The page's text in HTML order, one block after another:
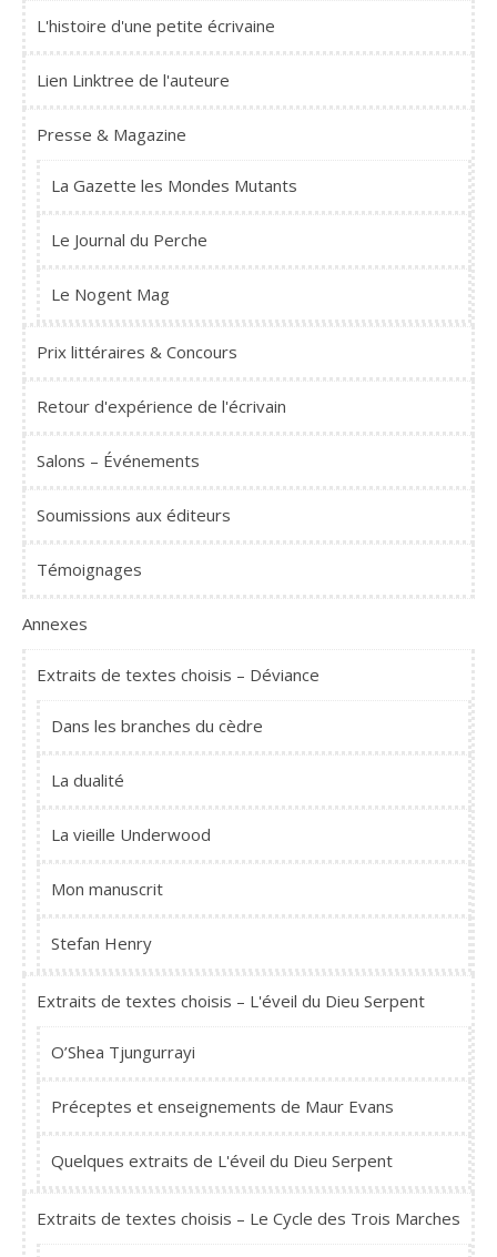
L'histoire d'une petite écrivaine
Lien Linktree de l'auteure
Presse & Magazine
La Gazette les Mondes Mutants
Le Journal du Perche
Le Nogent Mag
Prix littéraires & Concours
Retour d'expérience de l'écrivain
Salons – Événements
Soumissions aux éditeurs
Témoignages
Annexes
Extraits de textes choisis – Déviance
Dans les branches du cèdre
La dualité
La vieille Underwood
Mon manuscrit
Stefan Henry
Extraits de textes choisis – L'éveil du Dieu Serpent
O’Shea Tjungurrayi
Préceptes et enseignements de Maur Evans
Quelques extraits de L'éveil du Dieu Serpent
Extraits de textes choisis – Le Cycle des Trois Marches